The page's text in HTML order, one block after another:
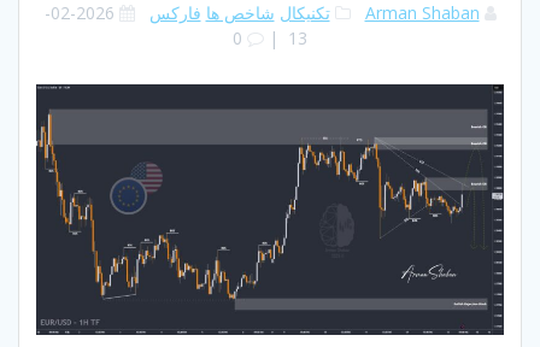
Arman Shaban تکنیکال شاخص ها فارکس
2026-02-
13
|
0